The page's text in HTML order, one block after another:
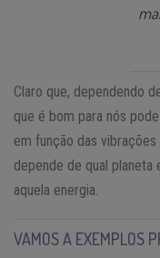
Claro que, dependendo
que é bom para nós
em função das vibrações
depende de qual
aquela energia.
VAMOS A EXEMPLOS